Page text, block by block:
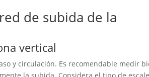
de subida de la
vertical
y circulación. Es recomendable medir